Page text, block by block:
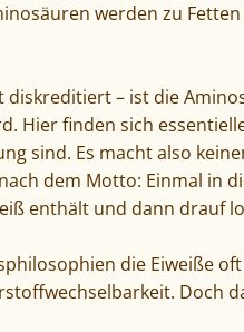
werden zu
diskreditiert – ist die
Hier finden sich
sind. Es macht also
dem Motto: Einmal in
enthält und dann drauf
die Eiweiße
Doch